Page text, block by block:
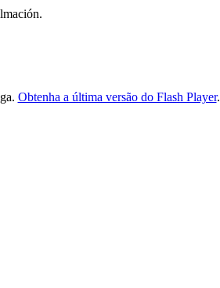
Obtenha a última versão do Flash Player.